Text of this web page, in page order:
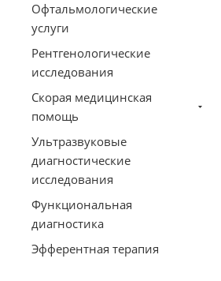
Офтальмологические
услуги
Рентгенологические
исследования
Скорая медицинская
помощь
Ультразвуковые
диагностические
исследования
Функциональная
диагностика
Эфферентная терапия